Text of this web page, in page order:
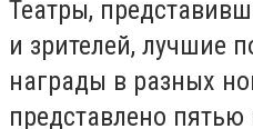
Театры,
и зрителей, лучшие
награды в разных
представлено